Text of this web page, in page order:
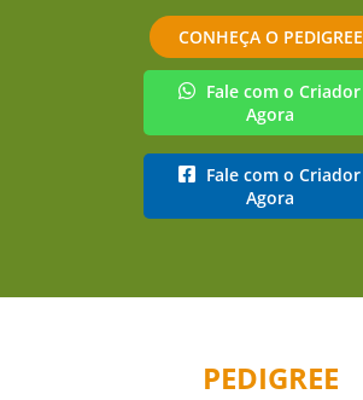
CONHEÇA O PEDIGREE
Fale com o Criador
Agora
Fale com o Criador
Agora
PEDIGREE